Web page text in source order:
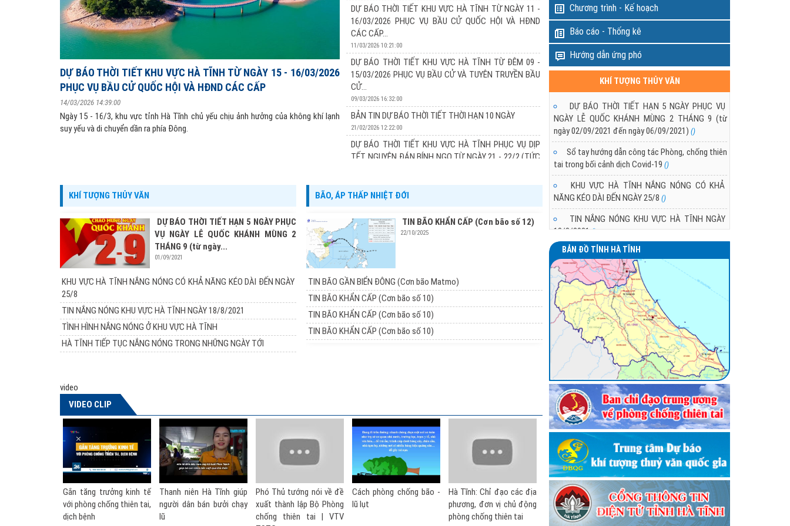
DỰ BÁO THỜI TIẾT KHU VỰC HÀ TĨNH TỪ NGÀY 15 - 16/03/2026
PHỤC VỤ BẦU CỬ QUỐC HỘI VÀ HĐND CÁC CẤP
14/03/2026 14:39:00
Ngày 15 - 16/3, khu vực tỉnh Hà Tĩnh chủ yếu chịu ảnh hưởng của không khí lạnh
suy yếu và di chuyển dần ra phía Đông.
13/03/2026 17:24:00
Xu thế thời tiết: Đợt không khí lạnh tăng cường vào ngày 12/3 đang suy yếu dần,
đêm nay và sáng mai (14/03) khu vực Hà Tĩnh có không khí lạnh tăng cường yếu,
các ngày 15 và 16/3 chủ yếu chịu ảnh hưởng của không khí lạnh suy yếu nhanh.
DỰ BÁO THỜI TIẾT KHU VỰC HÀ
PHỤC VỤ BẦU CỬ QUỐC HỘI VÀ
- 2031
11/03/2026 10:21:00
Trong các ngày 11 - 16/03/2026 khu vực Hà
không khí lạnh tăng cường yếu vào ngày 12 và
DỰ BÁO THỜI TIẾT KHU VỰC HÀ TĨNH TỪ NGÀY 11 -
16/03/2026 PHỤC VỤ BẦU CỬ QUỐC HỘI VÀ HĐND
CÁC CẤP...
11/03/2026 10:21:00
DỰ BÁO THỜI TIẾT KHU VỰC HÀ TĨNH TỪ ĐÊM 09 -
15/03/2026 PHỤC VỤ BẦU CỬ VÀ TUYÊN TRUYỀN BẦU
CỬ...
09/03/2026 16:32:00
BẢN TIN DỰ BÁO THỜI TIẾT THỜI HẠN 10 NGÀY
21/02/2026 12:22:00
DỰ BÁO THỜI TIẾT KHU VỰC HÀ TĨNH PHỤC VỤ DỊP
TẾT NGUYÊN ĐÁN BÍNH NGỌ TỪ NGÀY 21 - 22/2 (TỨC
DỰ BÁO THỜI TIẾT KHU VỰC HÀ TĨNH PHỤC VỤ DỊP
TỪ...
19/02/2026 13:19:00
KHÍ TƯỢNG THỦY VĂN
DỰ BÁO THỜI TIẾT HẠN 5 NGÀY PHỤC
VỤ NGÀY LỄ QUỐC KHÁNH MÙNG 2
THÁNG 9 (từ ngày...
01/09/2021
KHU VỰC HÀ TĨNH NẮNG NÓNG CÓ KHẢ NĂNG KÉO DÀI ĐẾN NGÀY
25/8
TIN NẮNG NÓNG KHU VỰC HÀ TĨNH NGÀY 18/8/2021
TÌNH HÌNH NẮNG NÓNG Ở KHU VỰC HÀ TĨNH
HÀ TĨNH TIẾP TỤC NẮNG NÓNG TRONG NHỮNG NGÀY TỚI
BÃO, ÁP THẤP NHIỆT ĐỚI
TIN BÃO KHẨN CẤP (Cơn bão số 12)
22/10/2025
TIN BÃO GẦN BIỂN ĐÔNG (Cơn bão Matmo)
TIN BÃO KHẨN CẤP (Cơn bão số 10)
TIN BÃO KHẨN CẤP (Cơn bão số 10)
TIN BÃO KHẨN CẤP (Cơn bão số 10)
video
VIDEO CLIP
trưởng kinh tế
chống thiên tai,
Thanh niên Hà Tĩnh giúp
người dân bán bưởi chạy
lũ
Phó Thủ tướng nói về đề
xuất thành lập Bộ Phòng
chống thiên tai | VTV
Cách phòng chống bão -
lũ lụt
Hà Tĩnh: Chỉ đạo các địa
phương, đơn vị chủ động
Kỹ năng phòng chống
thiên tai: Hướng dẫn an
toàn trước bão
Chương trình - Kế hoạch
Báo cáo - Thống kê
Hướng dẫn ứng phó
KHÍ TƯỢNG THỦY VĂN
DỰ BÁO THỜI TIẾT HẠN 5 NGÀY PHỤC VỤ
NGÀY LỄ QUỐC KHÁNH MÙNG 2 THÁNG 9 (từ
ngày 02/09/2021 đến ngày 06/09/2021) ()
Sổ tay hướng dẫn công tác Phòng, chống thiên
tai trong bối cảnh dịch Covid-19 ()
KHU VỰC HÀ TĨNH NẮNG NÓNG CÓ KHẢ
NĂNG KÉO DÀI ĐẾN NGÀY 25/8 ()
TIN NẮNG NÓNG KHU VỰC HÀ TĨNH NGÀY
18/8/2021()
TÌNH HÌNH NẮNG NÓNG Ở KHU VỰC HÀ TĨNH
()
BẢN ĐỒ TỈNH HÀ TĨNH